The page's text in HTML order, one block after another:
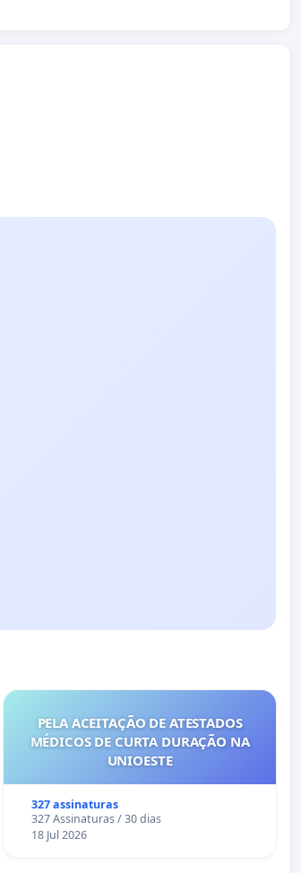
PELA ACEITAÇÃO DE ATESTADOS
MÉDICOS DE CURTA DURAÇÃO NA
UNIOESTE
327 assinaturas
327 Assinaturas / 30 dias
18 Jul 2026